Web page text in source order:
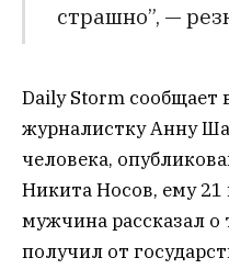
страшно”, —
Daily Storm сообщает
журналистку Анну
человека,
Никита Носов, ему 21
мужчина рассказал о
получил от